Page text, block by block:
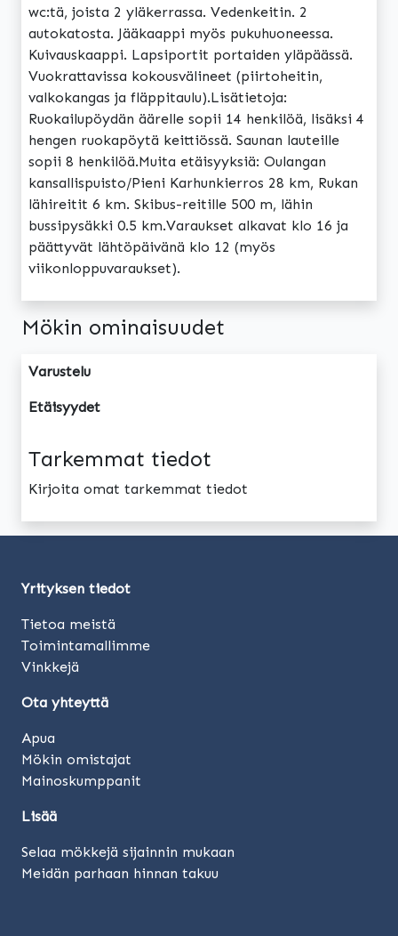
wc:tä, joista 2 yläkerrassa. Vedenkeitin. 2
autokatosta. Jääkaappi myös pukuhuoneessa.
Kuivauskaappi. Lapsiportit portaiden yläpäässä.
Vuokrattavissa kokousvälineet (piirtoheitin,
valkokangas ja fläppitaulu).Lisätietoja:
Ruokailupöydän äärelle sopii 14 henkilöä, lisäksi 4
hengen ruokapöytä keittiössä. Saunan lauteille
sopii 8 henkilöä.Muita etäisyyksiä: Oulangan
kansallispuisto/Pieni Karhunkierros 28 km, Rukan
lähireitit 6 km. Skibus-reitille 500 m, lähin
bussipysäkki 0.5 km.Varaukset alkavat klo 16 ja
päättyvät lähtöpäivänä klo 12 (myös
viikonloppuvaraukset).
Mökin ominaisuudet
Varustelu
Etäisyydet
Tarkemmat tiedot
Kirjoita omat tarkemmat tiedot
Yrityksen tiedot
Tietoa meistä
Toimintamallimme
Vinkkejä
Ota yhteyttä
Apua
Mökin omistajat
Mainoskumppanit
Lisää
Selaa mökkejä sijainnin mukaan
Meidän parhaan hinnan takuu